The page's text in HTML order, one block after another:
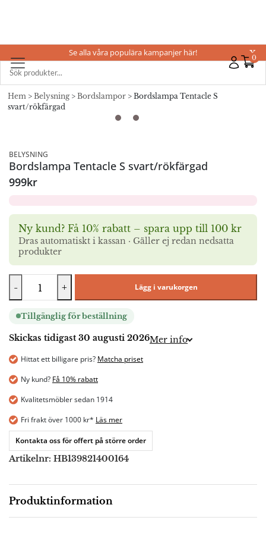
0
Se alla våra populära kampanjer här! X
Hem > Belysning> Bordslampor > Bordslampa Tentacle S
svart/rökfärgad
BELYSNING
Bordslampa Tentacle S svart/rökfärgad
999kr
Ny kund? Få 10% rabatt – spara upp till 100 kr
Dras automatiskt i kassan · Gäller ej redan nedsatta
produkter
- + Lägg i varukorgen
Tillgänglig för beställning
Skickas tidigast 30 augusti 2026Mer info
Hittat ett billigare pris? Matcha priset
Ny kund? Få 10% rabatt
Kvalitetsmöbler sedan 1914
Fri frakt över 1000 kr* Läs mer
Kontakta oss för offert på större order
Artikelnr: HB139821400164
Produktinformation